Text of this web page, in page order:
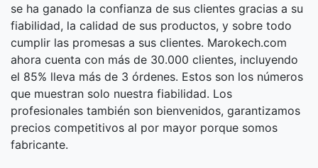
se ha ganado la confianza de sus clientes gracias a su
fiabilidad, la calidad de sus productos, y sobre todo
cumplir las promesas a sus clientes. Marokech.com
ahora cuenta con más de 30.000 clientes, incluyendo
el 85% lleva más de 3 órdenes. Estos son los números
que muestran solo nuestra fiabilidad. Los
profesionales también son bienvenidos, garantizamos
precios competitivos al por mayor porque somos
fabricante.